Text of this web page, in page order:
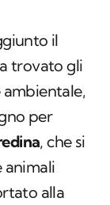
il
trovato gli
per
, che si
animali
alla